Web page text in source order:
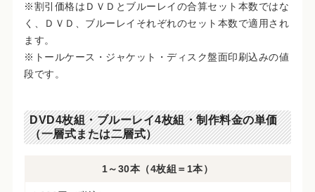
※割引価格はＤＶＤとブルーレイの合算セット本数ではな
く、ＤＶＤ、ブルーレイそれぞれのセット本数で適用され
ます。
※トールケース・ジャケット・ディスク盤面印刷込みの値
段です。
DVD4枚組・ブルーレイ4枚組・制作料金の単価
（一層式または二層式）
1～30本（4枚組＝1本）